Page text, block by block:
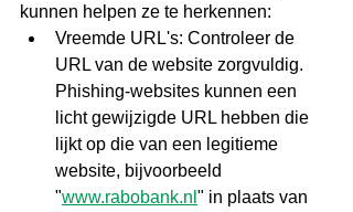
kunnen helpen ze te herkennen:
Vreemde URL's: Controleer de
URL van de website zorgvuldig.
Phishing-websites kunnen een
licht gewijzigde URL hebben die
lijkt op die van een legitieme
website, bijvoorbeeld
"www.rabobank.nl " in plaats van